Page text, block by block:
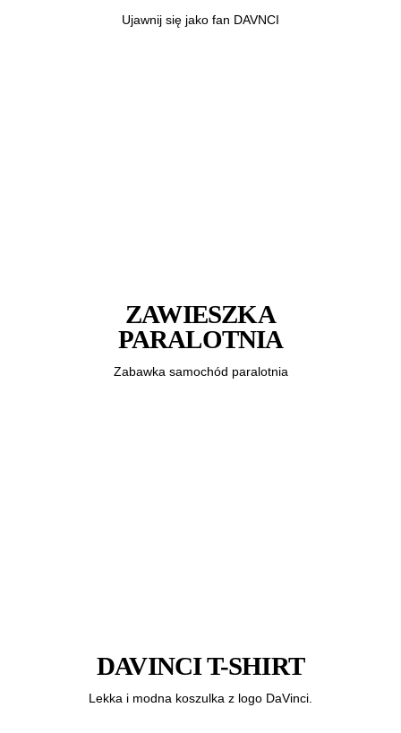
Ujawnij się jako fan DAVNCI
ZAWIESZKA
PARALOTNIA
Zabawka samochód paralotnia
DAVINCI T-SHIRT
Lekka i modna koszulka z logo DaVinci.